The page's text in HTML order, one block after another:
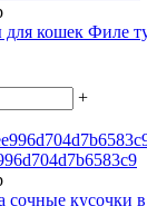
для кошек Филе
+
сочные кусочки